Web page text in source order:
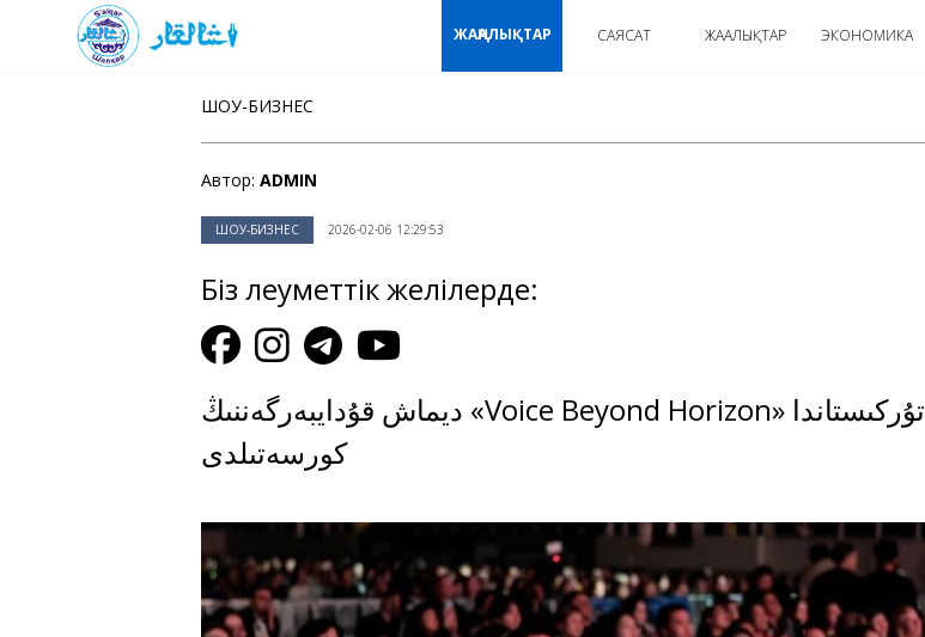
ЖАҢАЛЫҚТАР САЯСАТ ЖАҢАЛЫҚТАР ЭКОНОМИКА
ШОУ-БИЗНЕС
Автор: ADMIN
ШОУ-БИЗНЕС 2026-02-06 12:29:53
Біз әлеуметтік желілерде:
ديماش قۇدايبەرگەننىڭ «Voice Beyond Horizon» جوباسى تۇركىستاندا
كورسەتىلدى